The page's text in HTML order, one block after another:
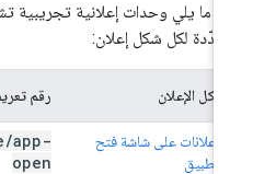
ما يلي وحدات إعلانية تجريبية تشير
لكل شكل إعلان:
شكل الإعلان رقم تعريف
الإعلانات على شاشة فتح
التطبيق
/app-
open